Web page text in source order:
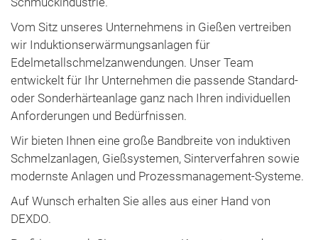
Vom Sitz unseres Unternehmens in Gießen vertreiben
wir Induktionserwärmungsanlagen für
Edelmetallschmelzanwendungen. Unser Team
entwickelt für Ihr Unternehmen die passende Standard-
oder Sonderhärteanlage ganz nach Ihren individuellen
Anforderungen und Bedürfnissen.
Wir bieten Ihnen eine große Bandbreite von induktiven
Schmelzanlagen, Gießsystemen, Sinterverfahren sowie
modernste Anlagen und Prozessmanagement-Systeme.
Auf Wunsch erhalten Sie alles aus einer Hand von
DEXDO.